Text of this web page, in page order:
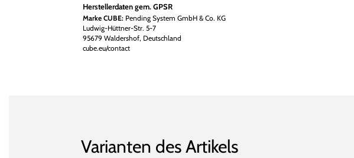
Herstellerdaten gem. GPSR
Marke CUBE:Pending System GmbH & Co. KG
Ludwig-Hüttner-Str. 5-7
95679 Waldershof, Deutschland
cube.eu/contact
Varianten des Artikels